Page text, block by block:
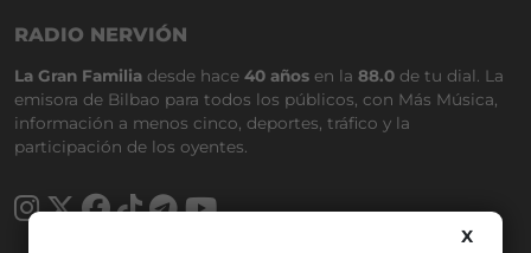
RADIO NERVIÓN
La Gran Familia desde hace 40 años en la 88.0 de tu dial. La
emisora de Bilbao para todos los públicos, con Más Música,
información a menos cinco, deportes, tráfico y la
participación de los oyentes.
X